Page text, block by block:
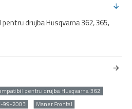
drujba Husqvarna 362, 365,
pentru drujba Husqvarna 362
99-2003
Maner Frontal